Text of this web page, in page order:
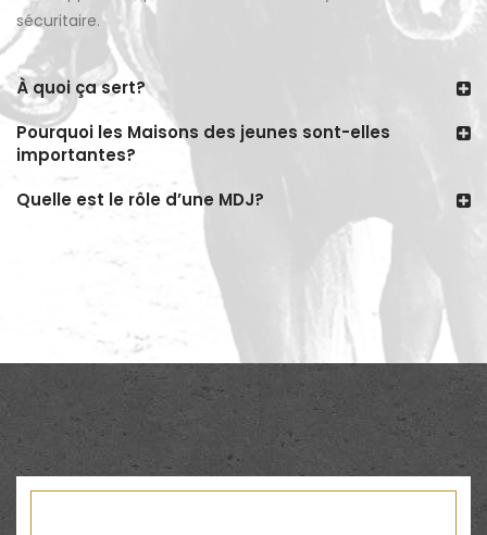
sécuritaire.
À quoi ça sert?
Pourquoi les Maisons des jeunes sont-elles
importantes?
Quelle est le rôle d’une MDJ?